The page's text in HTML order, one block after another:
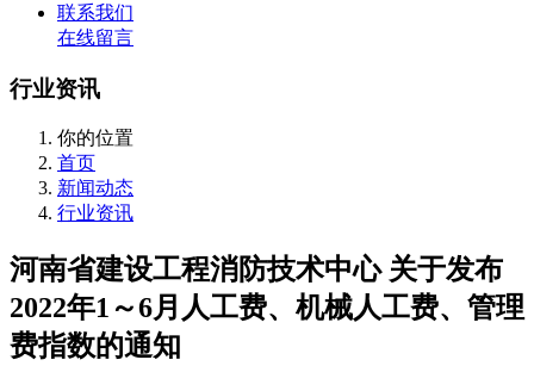
联系我们
在线留言
行业资讯
你的位置
首页
新闻动态
行业资讯
河南省建设工程消防技术中心 关于发布
2022年1～6月人工费、机械人工费、管理
费指数的通知